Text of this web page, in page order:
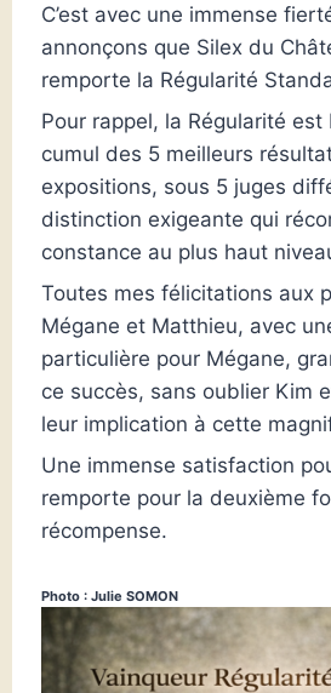
C’est avec une immense
annonçons que Silex du
remporte la Régularité
Pour rappel, la Régularité est
cumul des 5 meilleurs
expositions, sous 5 juges
distinction exigeante qui
constance au plus haut
Toutes mes félicitations aux
Mégane et Matthieu, avec
particulière pour Mégane,
ce succès, sans oublier Kim
leur implication à cette
Une immense satisfaction
remporte pour la deuxième
récompense.
Photo : Julie SOMON